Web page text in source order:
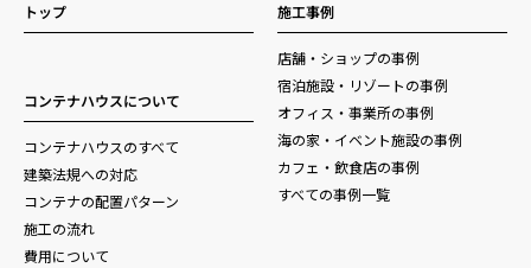
トップ
コンテナハウスについて
コンテナハウスのすべて
建築法規への対応
コンテナの配置パターン
施工の流れ
費用について
施工事例
店舗・ショップの事例
宿泊施設・リゾートの事例
オフィス・事業所の事例
海の家・イベント施設の事例
カフェ・飲食店の事例
すべての事例一覧